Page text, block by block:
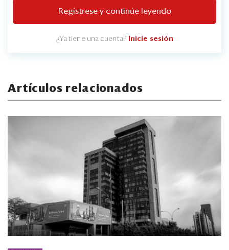
Regístrese y continúe leyendo
¿Ya tiene una cuenta? Inicie sesión
Artículos relacionados